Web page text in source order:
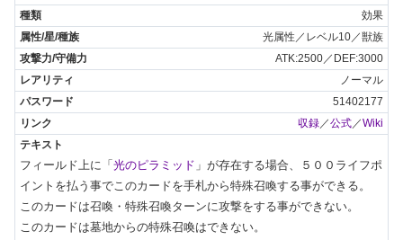
効果
光属性／レベル10／獣族
ATK:2500／DEF:3000
ノーマル
51402177
収録／公式／Wiki
フィールド上に「 光のピラミッド 」が存在する場合、５００ライフポ
イントを払う事でこのカードを手札から特殊召喚する事ができる。
このカードは召喚・特殊召喚ターンに攻撃をする事ができない。
このカードは墓地からの特殊召喚はできない。